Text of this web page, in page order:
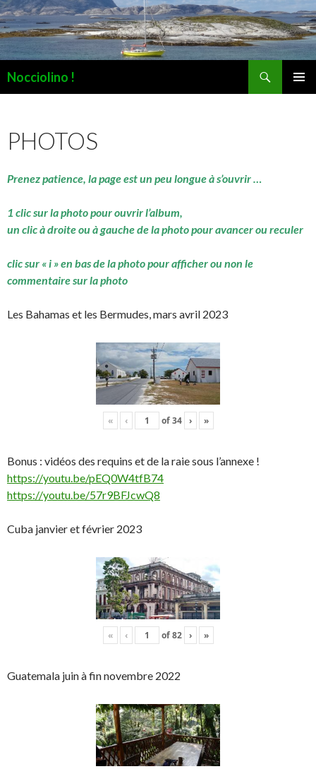
Nocciolino !
PHOTOS
Prenez patience, la page est un peu longue à s’ouvrir …
1 clic sur la photo pour ouvrir l’album,
un clic à droite ou à gauche de la photo pour avancer ou reculer
clic sur « i » en bas de la photo pour afficher ou non le
commentaire sur la photo
Les Bahamas et les Bermudes, mars avril 2023
« ‹ of34 › »
Bonus : vidéos des requins et de la raie sous l’annexe !
https://youtu.be/pEQ0W4tfB74
https://youtu.be/57r9BFJcwQ8
Cuba janvier et février 2023
« ‹ of82 › »
Guatemala juin à fin novembre 2022